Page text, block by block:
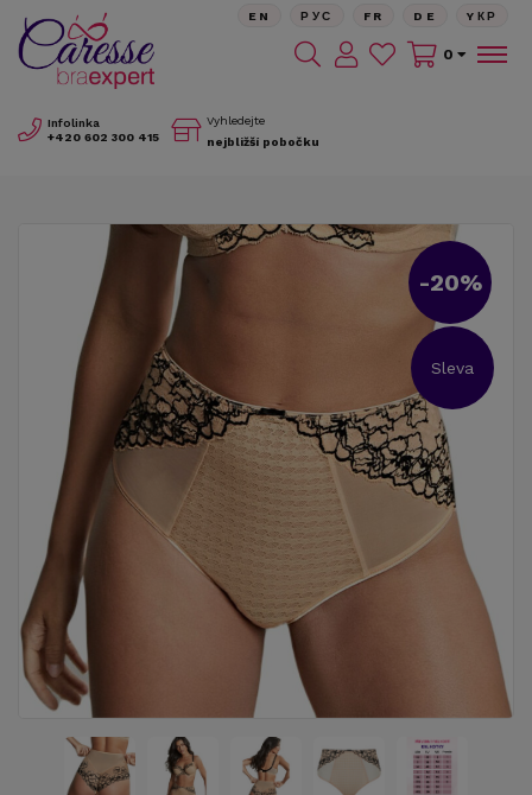
Infolinka
+420 602 300 415
Vyhledejte
nejbližší pobočku
EN РУС FR DE YКР
0
-20%
Sleva